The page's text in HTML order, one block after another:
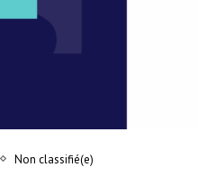
Non classifié(e)